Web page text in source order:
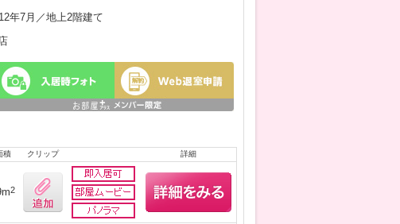
年7月／地上2階建て
積 クリップ 詳細
2